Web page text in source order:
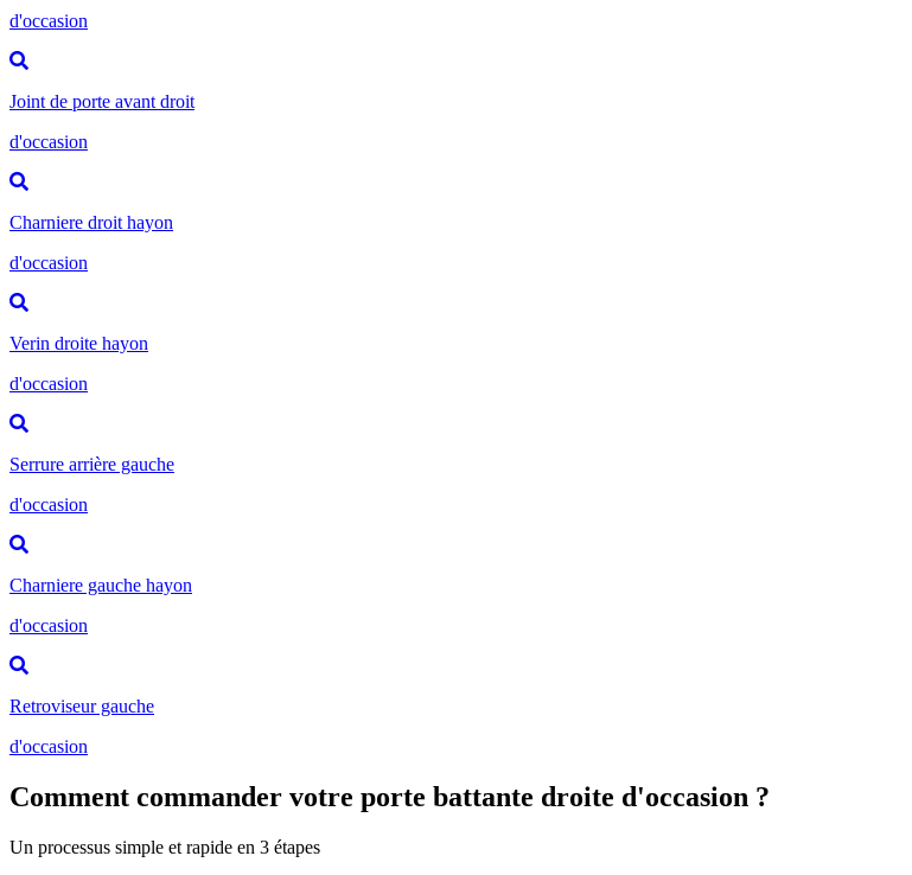
d'occasion
Joint de porte avant droit
d'occasion
Charniere droit hayon
d'occasion
Verin droite hayon
d'occasion
Serrure arrière gauche
d'occasion
Charniere gauche hayon
d'occasion
Retroviseur gauche
d'occasion
Comment commander votre porte battante droite d'occasion ?
Un processus simple et rapide en 3 étapes